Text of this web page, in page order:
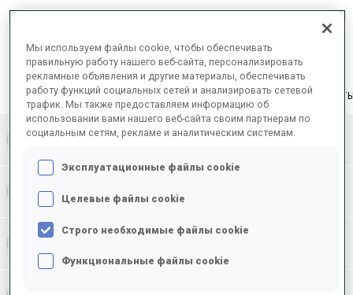
ОКОНЧАТЕЛЬНЫЕ РЕЗУЛЬТАТЫ – SKI TIME
RUS
SWE
Мы используем файлы cookie, чтобы обеспечивать
правильную работу нашего веб-сайта, персонализировать
рекламные объявления и другие материалы, обеспечивать
работу функций социальных сетей и анализировать сетевой
трафик. Мы также предоставляем информацию об
использовании вами нашего веб-сайта своим партнерам по
социальным сетям, рекламе и аналитическим системам.
Эксплуатационные файлы cookie
Целевые файлы cookie
Строго необходимые файлы cookie
Функциональные файлы cookie